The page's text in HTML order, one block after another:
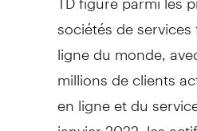
sociétés de
ligne du monde,
millions de clients
en ligne et du
janvier 2022, les